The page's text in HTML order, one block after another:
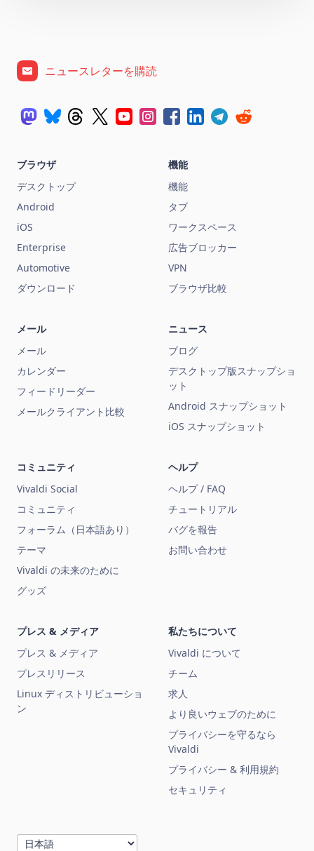
ニュースレターを購読
ブラウザ
デスクトップ
Android
iOS
Enterprise
Automotive
ダウンロード
機能
機能
タブ
ワークスペース
広告ブロッカー
VPN
ブラウザ比較
メール
メール
カレンダー
フィードリーダー
メールクライアント比較
ニュース
ブログ
デスクトップ版スナップショ
ット
Android スナップショット
iOS スナップショット
コミュニティ
Vivaldi Social
コミュニティ
フォーラム（日本語あり）
テーマ
Vivaldi の未来のために
グッズ
ヘルプ
ヘルプ / FAQ
チュートリアル
バグを報告
お問い合わせ
プレス & メディア
プレス & メディア
プレスリリース
Linux ディストリビューショ
ン
私たちについて
Vivaldi について
チーム
求人
より良いウェブのために
プライバシーを守るなら
Vivaldi
プライバシー & 利用規約
セキュリティ